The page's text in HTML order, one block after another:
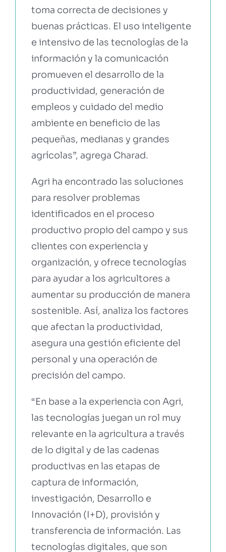
toma correcta de decisiones y
buenas prácticas. El uso inteligente
e intensivo de las tecnologías de la
información y la comunicación
promueven el desarrollo de la
productividad, generación de
empleos y cuidado del medio
ambiente en beneficio de las
pequeñas, medianas y grandes
agrícolas”, agrega Charad.
Agri ha encontrado las soluciones
para resolver problemas
identificados en el proceso
productivo propio del campo y sus
clientes con experiencia y
organización, y ofrece tecnologías
para ayudar a los agricultores a
aumentar su producción de manera
sostenible. Así, analiza los factores
que afectan la productividad,
asegura una gestión eficiente del
personal y una operación de
precisión del campo.
“En base a la experiencia con Agri,
las tecnologías juegan un rol muy
relevante en la agricultura a través
de lo digital y de las cadenas
productivas en las etapas de
captura de información,
investigación, Desarrollo e
Innovación (I+D), provisión y
transferencia de información. Las
tecnologías digitales, que son